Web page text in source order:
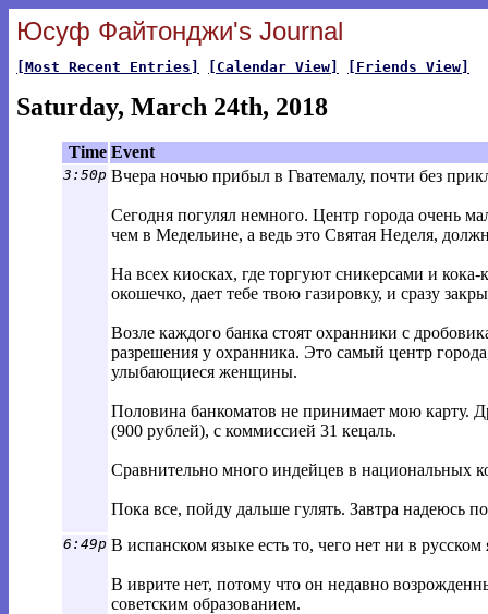
Юсуф Файтонджи's Journal
[Most Recent Entries] [Calendar View] [Friends View]
Saturday, March 24th, 2018
Time Event
3:50p Вчера ночью прибыл в Гватемалу, почти без
Сегодня погулял немного. Центр города очень
чем в Медельине, а ведь это Святая Неделя,
На всех киосках, где торгуют сникерсами и
окошечко, дает тебе твою газировку, и сразу
Возле каждого банка стоят охранники с
разрешения у охранника. Это самый центр
улыбающиеся женщины.
Половина банкоматов не принимает мою карту.
(900 рублей), с коммиссией 31 кецаль.
Сравнительно много индейцев в национальных
Пока все, пойду дальше гулять. Завтра надеюсь
6:49p В испанском языке есть то, чего нет ни в
В иврите нет, потому что он недавно
советским образованием.